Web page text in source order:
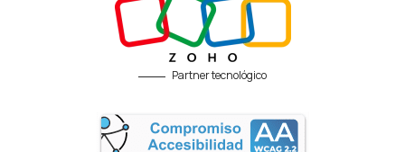
Partner tecnológico